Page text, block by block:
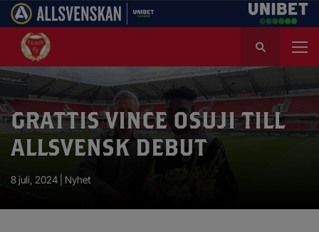
k
f
t
e
GRATTIS VINCE OSUJI TILL
ALLSVENSK DEBUT
8 juli, 2024 | Nyhet